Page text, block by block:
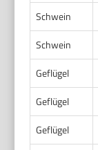
Schwein
Schwein
Geflügel
Geflügel
Geflügel